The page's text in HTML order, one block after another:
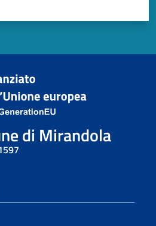
di Mirandola